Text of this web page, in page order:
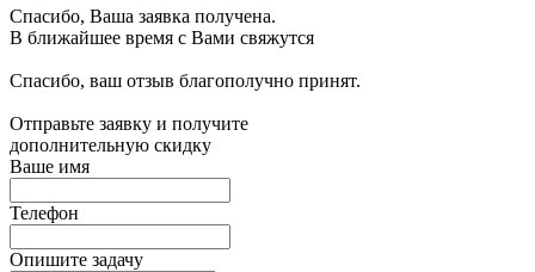
Спасибо, Ваша заявка получена.
В ближайшее время с Вами свяжутся
Спасибо, ваш отзыв благополучно принят.
Отправьте заявку и получите
дополнительную скидку
Ваше имя
Телефон
Опишите задачу